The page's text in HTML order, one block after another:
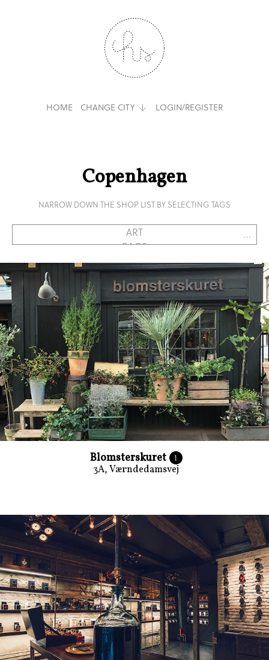
HOME CHANGE CITY LOGIN/REGISTER
Copenhagen
NARROW DOWN THE SHOP LIST BY SELECTING TAGS
...
Blomsterskuret 1
3A, Værndedamsvej